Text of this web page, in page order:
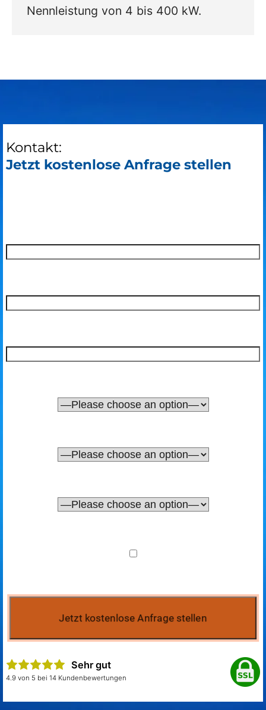
Nennleistung von 4 bis 400 kW.
Kontakt:
Jetzt kostenlose Anfrage stellen
Sehr gut
4.9 von 5 bei 14 Kundenbewertungen